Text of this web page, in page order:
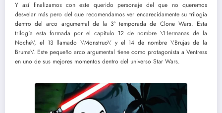
Y así finalizamos con este querido personaje del que no queremos
desvelar más pero del que recomendamos ver encarecidamente su trilogía
dentro del arco argumental de la 3ª temporada de Clone Wars. Esta
trilogía esta formada por el capítulo 12 de nombre \’Hermanas de la
Noche\’, el 13 llamado \’Monstruo\’ y el 14 de nombre \’Brujas de la
Bruma\’. Este pequeño arco argumental tiene como protagonista a Ventress
en uno de sus mejores momentos dentro del universo Star Wars.